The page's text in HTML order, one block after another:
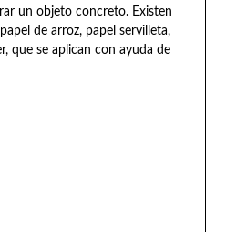
un objeto concreto. Existen
de arroz, papel servilleta,
que se aplican con ayuda de